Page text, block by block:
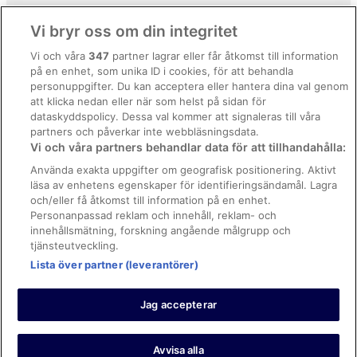
Hotell i Puerto Banús
Hotell i Puerto de la Duquesa
Hotell i Saladillo-Benamara
Hotell i San Luis de Sabinillas
Hotell i San Pedro de Alcantara
3-Stjärniga hotell i Marbella
3-Stjärniga hotell i San Pedro de Alcantara
Regler och villkor för Vrbo
Tillgänglighetsanpassning
Juridisk information/Kontakta oss
Riktlinjer för innehåll och anmäla innehåll
Hjälp
Kontakta oss
Avboka eller ändra din bokning
Boka ett flyg med flygbolagskredit
Återbetalningsprocess och tidslinjer
© 2026 Expedia, Inc., ett företag inom Expedia Group.
https://www.expediagroup.com/ Med ensamrätt. MrJet är ett
varumärke eller registrerat varumärke som tillhör Expedia, Inc.
Vi bryr oss om din integritet
Vi och våra347 partner lagrar eller får åtkomst till information
på en enhet, som unika ID i cookies, för att behandla
personuppgifter. Du kan acceptera eller hantera dina val genom
att klicka nedan eller när som helst på sidan för
dataskyddspolicy. Dessa val kommer att signaleras till våra
partners och påverkar inte webbläsningsdata.
Vi och våra partners behandlar data för att tillhandahålla:
Använda exakta uppgifter om geografisk positionering. Aktivt
läsa av enhetens egenskaper för identifieringsändamål. Lagra
och/eller få åtkomst till information på en enhet.
Personanpassad reklam och innehåll, reklam- och
innehållsmätning, forskning angående målgrupp och
tjänsteutveckling.
Lista över partner (leverantörer)
Jag accepterar
Avvisa alla